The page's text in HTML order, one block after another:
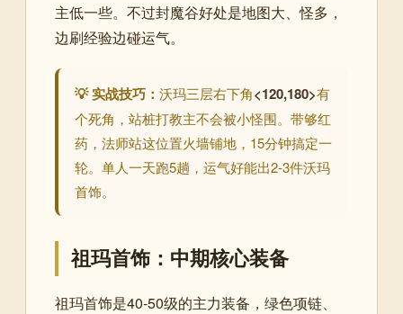
主低一些。不过封魔谷好处是地图大、怪多，
边刷经验边碰运气。
💡 实战技巧： 沃玛三层右下角<120,180>有
个死角，站桩打教主不会被小怪围。带够红
药，法师站这位置火墙铺地，15分钟搞定一
轮。单人一天跑5趟，运气好能出2-3件沃玛
首饰。
祖玛首饰：中期核心装备
祖玛首饰是40-50级的主力装备，绿色项链、